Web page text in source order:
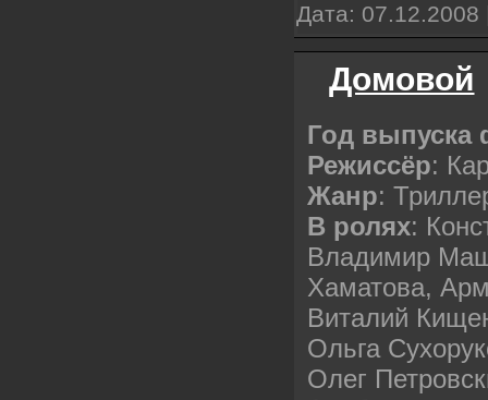
Дата: 07.12.2008
Домовой
Год выпуска
Режиссёр:
Жанр:
В ролях:
Владимир
Хаматова,
Виталий
Ольга
Олег